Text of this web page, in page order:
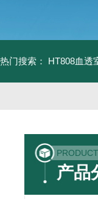
热门搜索： HT808血透
产品